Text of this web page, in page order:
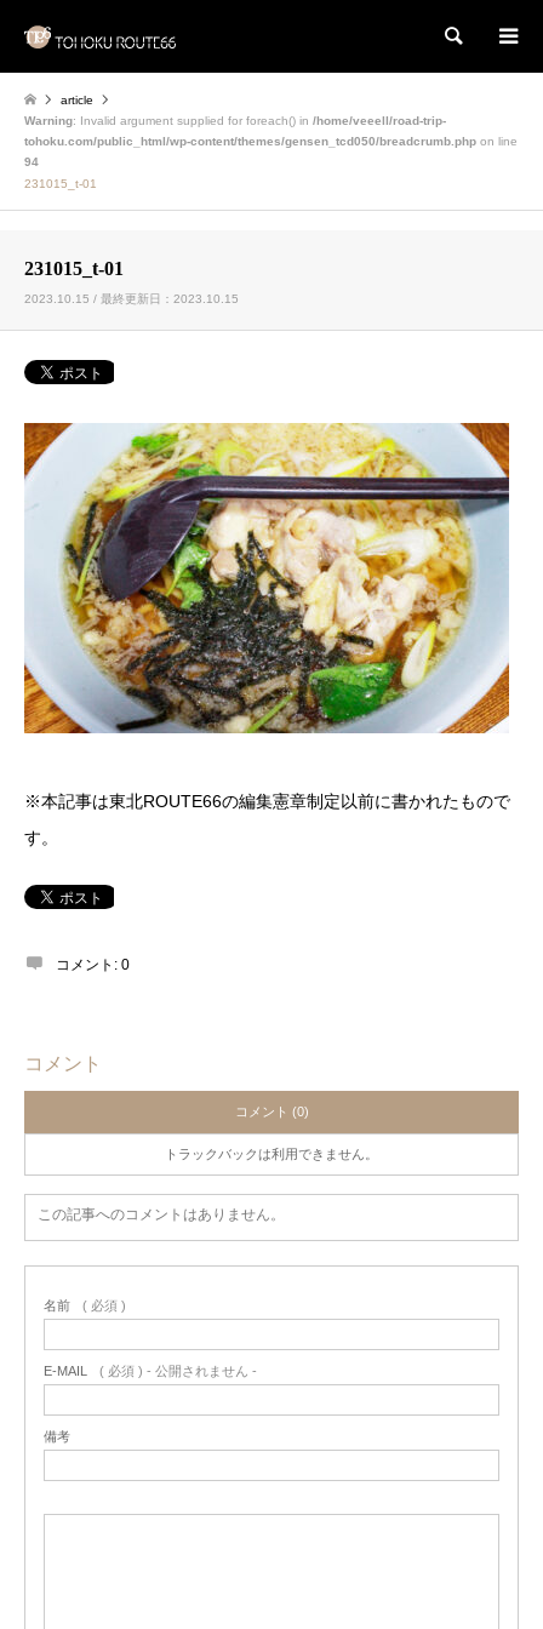
検索
article
Warning: Invalid argument supplied for foreach() in /home/veeell/road-trip-
tohoku.com/public_html/wp-content/themes/gensen_tcd050/breadcrumb.php on line
94
231015_t-01
231015_t-01
2023.10.15 / 最終更新日：2023.10.15
※本記事は東北ROUTE66の編集憲章制定以前に書かれたもので
す。
コメント: 0
コメント
コメント (0)
トラックバックは利用できません。
この記事へのコメントはありません。
名前 ( 必須 )
E-MAIL ( 必須 ) - 公開されません -
備考